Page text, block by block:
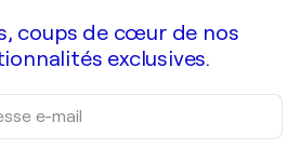
coups de cœur de nos
exclusives.